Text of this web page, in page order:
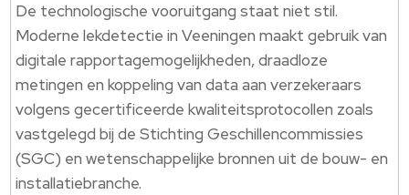
De technologische vooruitgang staat niet stil.
Moderne lekdetectie in Veeningen maakt gebruik van
digitale rapportagemogelijkheden, draadloze
metingen en koppeling van data aan verzekeraars
volgens gecertificeerde kwaliteitsprotocollen zoals
vastgelegd bij de Stichting Geschillencommissies
(SGC) en wetenschappelijke bronnen uit de bouw- en
installatiebranche.